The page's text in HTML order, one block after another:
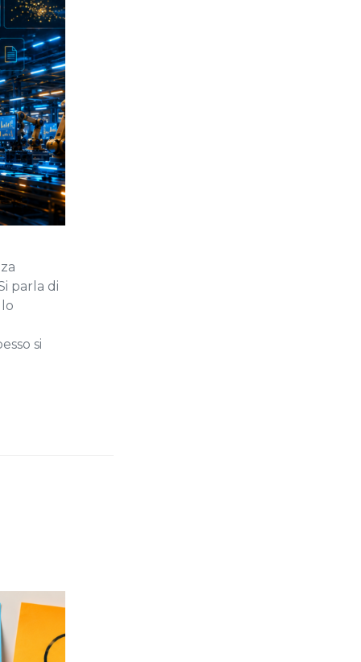
parla di
si